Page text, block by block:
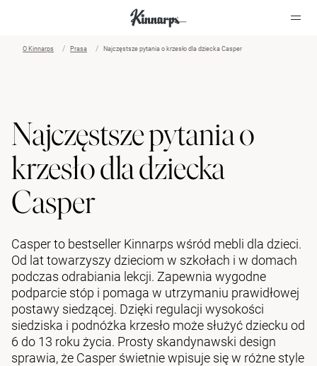
O Kinnarps Prasa Najczęstsze pytania o krzesło dla dziecka Casper
Najczęstsze pytania o
krzesło dla dziecka
Casper
Casper to bestseller Kinnarps wśród mebli dla dzieci.
Od lat towarzyszy dzieciom w szkołach i w domach
podczas odrabiania lekcji. Zapewnia wygodne
podparcie stóp i pomaga w utrzymaniu prawidłowej
postawy siedzącej. Dzięki regulacji wysokości
siedziska i podnóżka krzesło może służyć dziecku od
6 do 13 roku życia. Prosty skandynawski design
sprawia, że Casper świetnie wpisuje się w różne style